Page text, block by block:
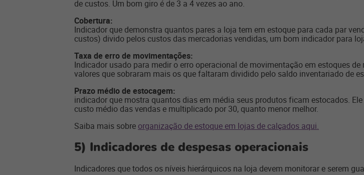
de custos. Um bom giro é de 3 a 4 vezes ao ano.
Cobertura:
Indicador que demonstra quantos pares a loja tem em estoque para cada par
custos) divido pelos custos das mercadorias vendidas, um bom indicador para
Taxa de erro de movimentações:
Indicador usado para medir o erro operacional de movimentação em estoques
valores que sobraram mais os que faltaram dividido pelo saldo inventariado de
Prazo médio de estocagem:
indicador que mostra quantos dias em média seus produtos ficam estocados.
custo médio das vendas e multiplicado por 30, quanto menor melhor.
Saiba mais sobre organização de estoque em lojas de calçados aqui.
5) Indicadores de despesas operacionais
Indicadores que todos os níveis hierárquicos na loja devem monitorar e serem